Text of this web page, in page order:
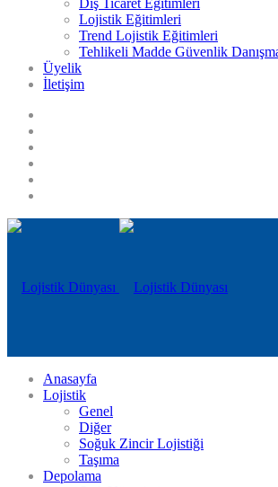
Dış Ticaret Eğitimleri
Lojistik Eğitimleri
Trend Lojistik Eğitimleri
Tehlikeli Madde Güvenlik
Üyelik
İletişim
Anasayfa
Lojistik
Genel
Diğer
Soğuk Zincir Lojistiği
Taşıma
Depolama